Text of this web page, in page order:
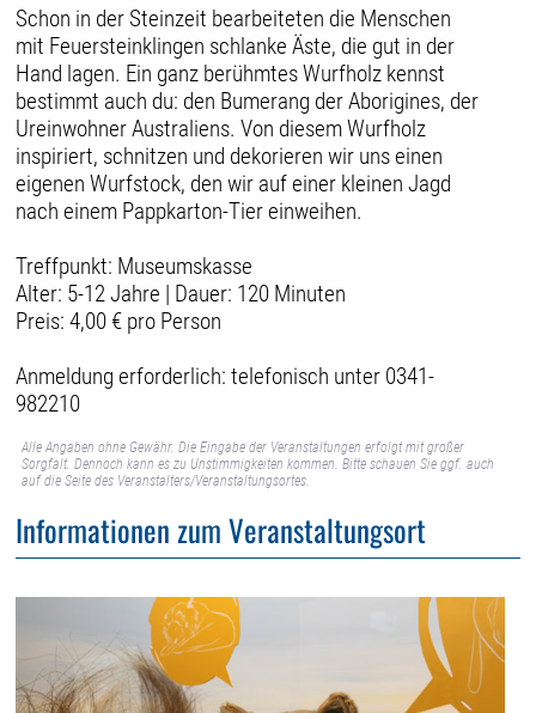
Schon in der Steinzeit bearbeiteten die Menschen
mit Feuersteinklingen schlanke Äste, die gut in der
Hand lagen. Ein ganz berühmtes Wurfholz kennst
bestimmt auch du: den Bumerang der Aborigines, der
Ureinwohner Australiens. Von diesem Wurfholz
inspiriert, schnitzen und dekorieren wir uns einen
eigenen Wurfstock, den wir auf einer kleinen Jagd
nach einem Pappkarton-Tier einweihen.
Treffpunkt: Museumskasse
Alter: 5-12 Jahre | Dauer: 120 Minuten
Preis: 4,00 € pro Person
Anmeldung erforderlich: telefonisch unter 0341-
982210
Alle Angaben ohne Gewähr. Die Eingabe der Veranstaltungen erfolgt mit großer
Sorgfalt. Dennoch kann es zu Unstimmigkeiten kommen. Bitte schauen Sie ggf. auch
auf die Seite des Veranstalters/Veranstaltungsortes.
Informationen zum Veranstaltungsort